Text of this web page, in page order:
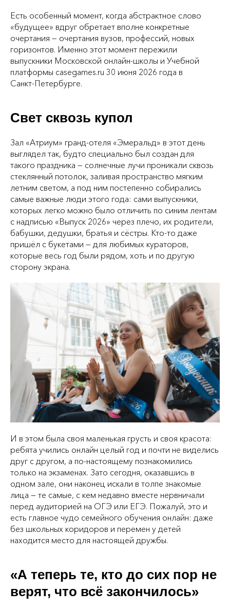
Есть особенный момент, когда абстрактное слово
«будущее» вдруг обретает вполне конкретные
очертания — очертания вузов, профессий, новых
горизонтов. Именно этот момент пережили
выпускники Московской онлайн‑школы и Учебной
платформы casegames.ru 30 июня 2026 года в
Санкт‑Петербурге.
Свет сквозь купол
Зал «Атриум» гранд‑отеля «Эмеральд» в этот день
выглядел так, будто специально был создан для
такого праздника — солнечные лучи проникали сквозь
стеклянный потолок, заливая пространство мягким
летним светом, а под ним постепенно собирались
самые важные люди этого года: сами выпускники,
которых легко можно было отличить по синим лентам
с надписью «Выпуск 2026» через плечо, их родители,
бабушки, дедушки, братья и сёстры. Кто‑то даже
пришёл с букетами — для любимых кураторов,
которые весь год были рядом, хоть и по другую
сторону экрана.
И в этом была своя маленькая грусть и своя красота:
ребята учились онлайн целый год и почти не виделись
друг с другом, а по‑настоящему познакомились
только на экзаменах. Зато сегодня, оказавшись в
одном зале, они наконец искали в толпе знакомые
лица — те самые, с кем недавно вместе нервничали
перед аудиторией на ОГЭ или ЕГЭ. Пожалуй, это и
есть главное чудо семейного обучения онлайн: даже
без школьных коридоров и перемен у детей
находится место для настоящей дружбы.
«А теперь те, кто до сих пор не
верят, что всё закончилось»